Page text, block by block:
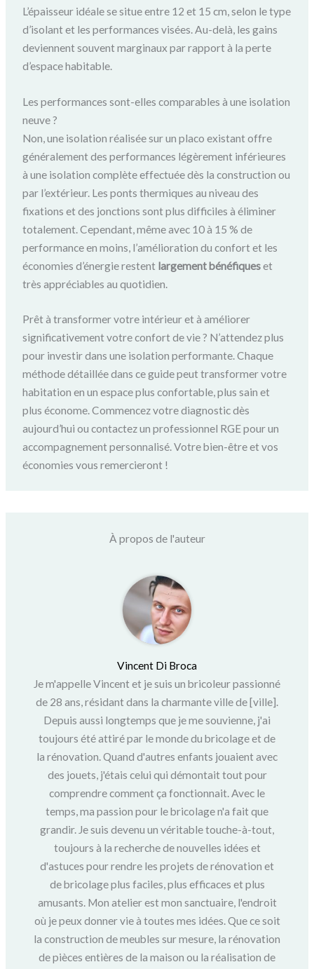
L’épaisseur idéale se situe entre 12 et 15 cm, selon le type
d’isolant et les performances visées. Au-delà, les gains
deviennent souvent marginaux par rapport à la perte
d’espace habitable.
Les performances sont-elles comparables à une isolation
neuve ?
Non, une isolation réalisée sur un placo existant offre
généralement des performances légèrement inférieures
à une isolation complète effectuée dès la construction ou
par l’extérieur. Les ponts thermiques au niveau des
fixations et des jonctions sont plus difficiles à éliminer
totalement. Cependant, même avec 10 à 15 % de
performance en moins, l’amélioration du confort et les
économies d’énergie restent largement bénéfiqueset
très appréciables au quotidien.
Prêt à transformer votre intérieur et à améliorer
significativement votre confort de vie ? N’attendez plus
pour investir dans une isolation performante. Chaque
méthode détaillée dans ce guide peut transformer votre
habitation en un espace plus confortable, plus sain et
plus économe. Commencez votre diagnostic dès
aujourd’hui ou contactez un professionnel RGE pour un
accompagnement personnalisé. Votre bien-être et vos
économies vous remercieront !
À propos de l'auteur
Vincent Di Broca
Je m'appelle Vincent et je suis un bricoleur passionné
de 28 ans, résidant dans la charmante ville de [ville].
Depuis aussi longtemps que je me souvienne, j'ai
toujours été attiré par le monde du bricolage et de
la rénovation. Quand d'autres enfants jouaient avec
des jouets, j'étais celui qui démontait tout pour
comprendre comment ça fonctionnait. Avec le
temps, ma passion pour le bricolage n'a fait que
grandir. Je suis devenu un véritable touche-à-tout,
toujours à la recherche de nouvelles idées et
d'astuces pour rendre les projets de rénovation et
de bricolage plus faciles, plus efficaces et plus
amusants. Mon atelier est mon sanctuaire, l'endroit
où je peux donner vie à toutes mes idées. Que ce soit
la construction de meubles sur mesure, la rénovation
de pièces entières de la maison ou la réalisation de